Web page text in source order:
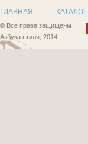
ГЛАВНАЯ КАТАЛОГ
© Все права защищены
Азбука стиля, 2014